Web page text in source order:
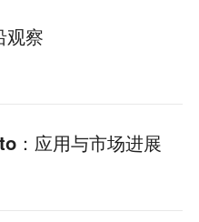
观察
：应用与市场进展